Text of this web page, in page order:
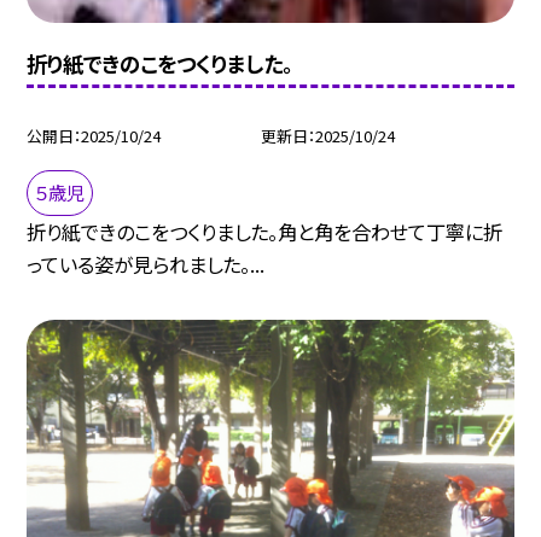
折り紙できのこをつくりました。
公開日 2025/10/24 更新日 2025/10/24
５歳児
折り紙できのこをつくりました。角と角を合わせて丁寧に折
っている姿が見られました。...